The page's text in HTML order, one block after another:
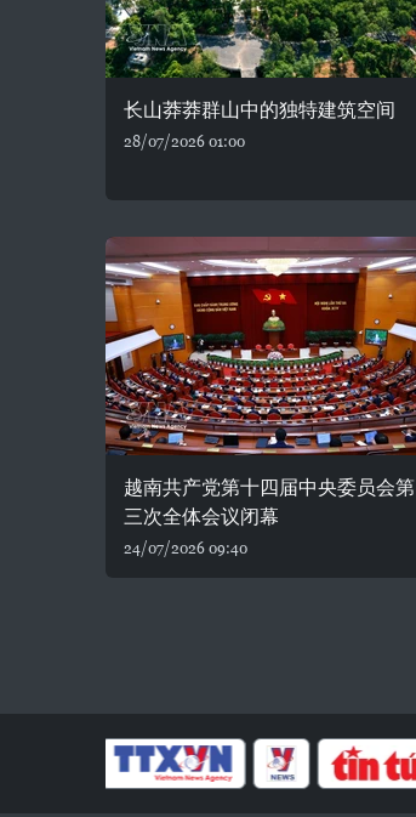
长山莽莽群山中的独特建筑空间
28/07/2026 01:00
越南共产党第十四届中央委员会第
三次全体会议闭幕
24/07/2026 09:40